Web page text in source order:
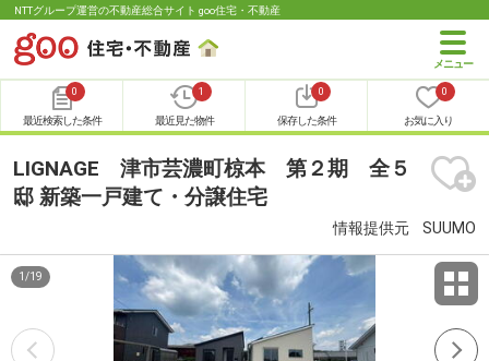
NTTグループ運営の不動産総合サイト goo住宅・不動産
0
最近検索した条件
1
最近見た物件
0
保存した条件
0
お気に入り
LIGNAGE 津市芸濃町椋本 第２期 全５
邸 新築一戸建て・分譲住宅
情報提供元 SUUMO
1 /19